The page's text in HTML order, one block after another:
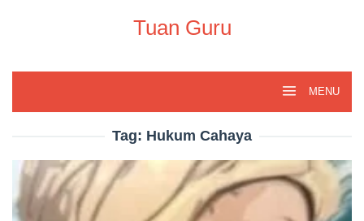
Tuan Guru
MENU
Tag: Hukum Cahaya